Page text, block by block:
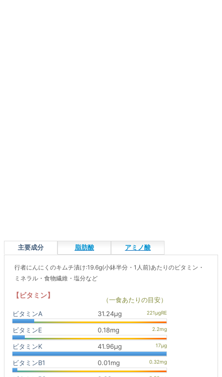
主要成分 脂肪酸 アミノ酸
行者にんにくのキムチ漬け:19.6g(小鉢半分・1人前)あたりのビタミン・
ミネラル・食物繊維・塩分など
【ビタミン】
（一食あたりの目安）
ビタミンA
31.24μg
ビタミンE 0.18mg
ビタミンK 41.96μg
ビタミンB1 0.01mg